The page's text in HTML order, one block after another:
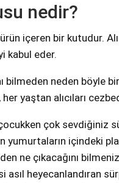
nedir?
içeren bir kutudur.
kabul eder.
bilmeden neden böyle
yaştan alıcıları
çok sevdiğiniz
yumurtaların içindeki
ne çıkacağını
asıl heyecanlandıran